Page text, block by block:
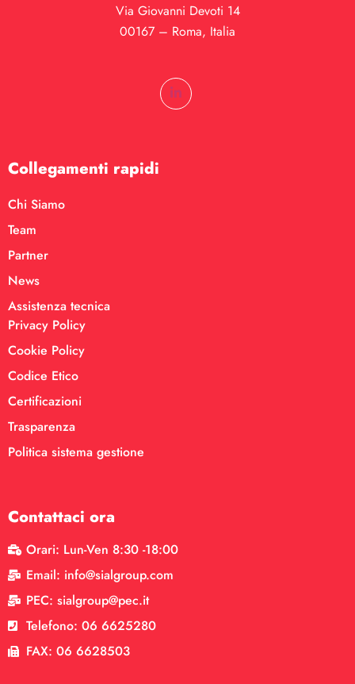
Via Giovanni Devoti 14
00167 – Roma, Italia
Collegamenti rapidi
Chi Siamo
Team
Partner
News
Assistenza tecnica
Privacy Policy
Cookie Policy
Codice Etico
Certificazioni
Trasparenza
Politica sistema gestione
Contattaci ora
Orari: Lun-Ven 8:30 -18:00
Email: info@sialgroup.com
PEC: sialgroup@pec.it
Telefono: 06 6625280
FAX: 06 6628503